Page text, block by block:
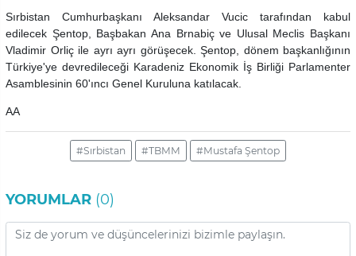
Sırbistan Cumhurbaşkanı Aleksandar Vucic tarafından kabul
edilecek Şentop, Başbakan Ana Brnabiç ve Ulusal Meclis Başkanı
Vladimir Orliç ile ayrı ayrı görüşecek. Şentop, dönem başkanlığının
Türkiye'ye devredileceği Karadeniz Ekonomik İş Birliği Parlamenter
Asamblesinin 60'ıncı Genel Kuruluna katılacak.
AA
#Sırbistan #TBMM #Mustafa Şentop
YORUMLAR (0)